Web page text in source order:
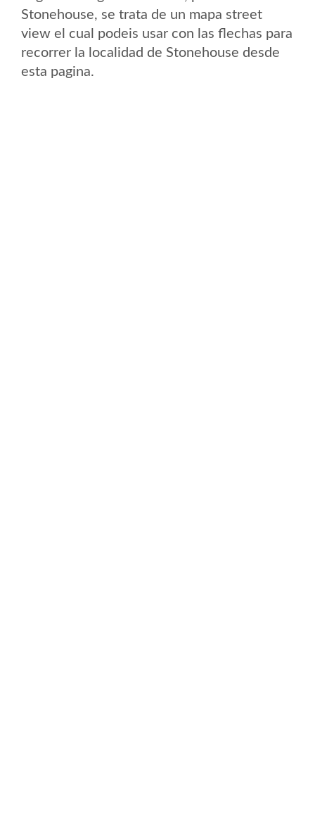
Stonehouse, se trata de un mapa street
view el cual podeis usar con las flechas para
recorrer la localidad de Stonehouse desde
esta pagina.